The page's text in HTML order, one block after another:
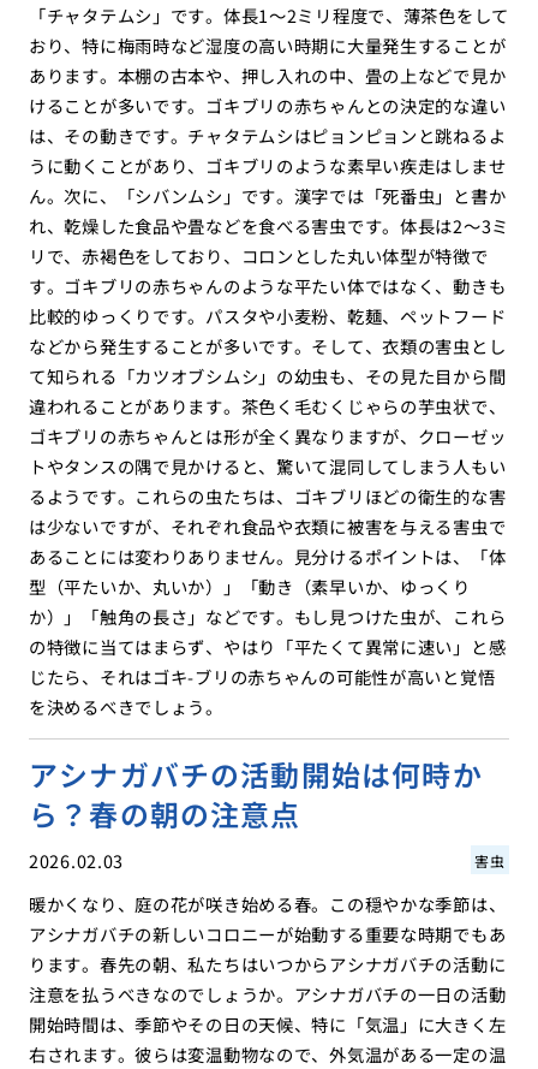
「チャタテムシ」です。体長1〜2ミリ程度で、薄茶色をして
おり、特に梅雨時など湿度の高い時期に大量発生することが
あります。本棚の古本や、押し入れの中、畳の上などで見か
けることが多いです。ゴキブリの赤ちゃんとの決定的な違い
は、その動きです。チャタテムシはピョンピョンと跳ねるよ
うに動くことがあり、ゴキブリのような素早い疾走はしませ
ん。次に、「シバンムシ」です。漢字では「死番虫」と書か
れ、乾燥した食品や畳などを食べる害虫です。体長は2〜3ミ
リで、赤褐色をしており、コロンとした丸い体型が特徴で
す。ゴキブリの赤ちゃんのような平たい体ではなく、動きも
比較的ゆっくりです。パスタや小麦粉、乾麺、ペットフード
などから発生することが多いです。そして、衣類の害虫とし
て知られる「カツオブシムシ」の幼虫も、その見た目から間
違われることがあります。茶色く毛むくじゃらの芋虫状で、
ゴキブリの赤ちゃんとは形が全く異なりますが、クローゼッ
トやタンスの隅で見かけると、驚いて混同してしまう人もい
るようです。これらの虫たちは、ゴキブリほどの衛生的な害
は少ないですが、それぞれ食品や衣類に被害を与える害虫で
あることには変わりありません。見分けるポイントは、「体
型（平たいか、丸いか）」「動き（素早いか、ゆっくり
か）」「触角の長さ」などです。もし見つけた虫が、これら
の特徴に当てはまらず、やはり「平たくて異常に速い」と感
じたら、それはゴキ-ブリの赤ちゃんの可能性が高いと覚悟
を決めるべきでしょう。
アシナガバチの活動開始は何時か
ら？春の朝の注意点
2026.02.03 害虫
暖かくなり、庭の花が咲き始める春。この穏やかな季節は、
アシナガバチの新しいコロニーが始動する重要な時期でもあ
ります。春先の朝、私たちはいつからアシナガバチの活動に
注意を払うべきなのでしょうか。アシナガバチの一日の活動
開始時間は、季節やその日の天候、特に「気温」に大きく左
右されます。彼らは変温動物なので、外気温がある一定の温